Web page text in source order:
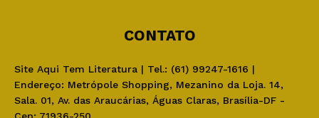
CONTATO
Site Aqui Tem Literatura | Tel.: (61) 99247-1616 |
Endereço: Metrópole Shopping, Mezanino da Loja. 14,
Sala. 01, Av. das Araucárias, Águas Claras, Brasília-DF -
Cep: 71936-250